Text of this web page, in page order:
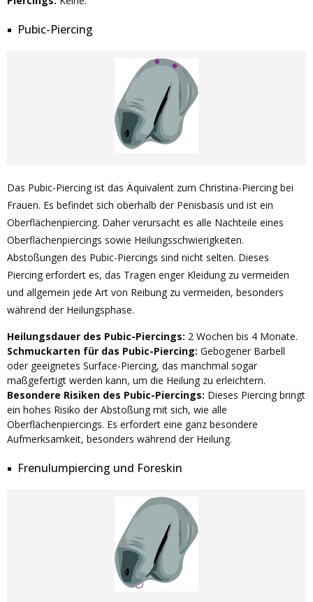
Pubic-Piercing
Das Pubic-Piercing ist das Äquivalent zum Christina-Piercing bei
Frauen. Es befindet sich oberhalb der Penisbasis und ist ein
Oberflächenpiercing. Daher verursacht es alle Nachteile eines
Oberflächenpiercings sowie Heilungsschwierigkeiten.
Abstoßungen des Pubic-Piercings sind nicht selten. Dieses
Piercing erfordert es, das Tragen enger Kleidung zu vermeiden
und allgemein jede Art von Reibung zu vermeiden, besonders
während der Heilungsphase.
Heilungsdauer des Pubic-Piercings: 2 Wochen bis 4 Monate.
Schmuckarten für das Pubic-Piercing: Gebogener Barbell
oder geeignetes Surface-Piercing, das manchmal sogar
maßgefertigt werden kann, um die Heilung zu erleichtern.
Besondere Risiken des Pubic-Piercings: Dieses Piercing bringt
ein hohes Risiko der Abstoßung mit sich, wie alle
Oberflächenpiercings. Es erfordert eine ganz besondere
Aufmerksamkeit, besonders während der Heilung.
Frenulumpiercing und Foreskin